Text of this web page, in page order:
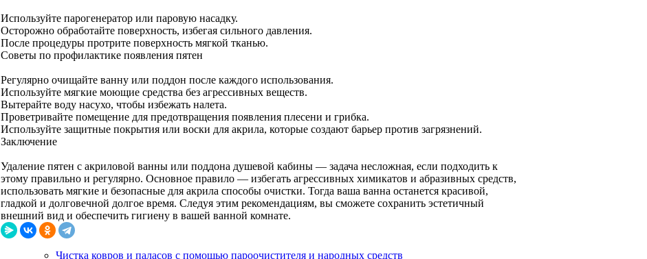
Используйте парогенератор или паровую насадку.
Осторожно обработайте поверхность, избегая сильного давления.
После процедуры протрите поверхность мягкой тканью.
Советы по профилактике появления пятен
Регулярно очищайте ванну или поддон после каждого использования.
Используйте мягкие моющие средства без агрессивных веществ.
Вытерайте воду насухо, чтобы избежать налета.
Проветривайте помещение для предотвращения появления плесени и грибка.
Используйте защитные покрытия или воски для акрила, которые создают барьер против загрязнений.
Заключение
Удаление пятен с акриловой ванны или поддона душевой кабины — задача несложная, если подходить к
этому правильно и регулярно. Основное правило — избегать агрессивных химикатов и абразивных средств,
использовать мягкие и безопасные для акрила способы очистки. Тогда ваша ванна останется красивой,
гладкой и долговечной долгое время. Следуя этим рекомендациям, вы сможете сохранить эстетичный
внешний вид и обеспечить гигиену в вашей ванной комнате.
Чистка ковров и паласов с помощью пароочистителя и народных средств